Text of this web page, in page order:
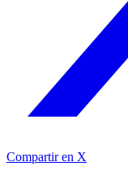
Compartir en X